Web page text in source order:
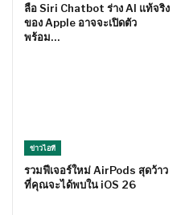
ลือ Siri Chatbot ร่าง AI แท้จริง
ของ Apple อาจจะเปิดตัว
พร้อม…
ข่าวไอที
รวมฟีเจอร์ใหม่ AirPods สุดว้าว
ที่คุณจะได้พบใน iOS 26